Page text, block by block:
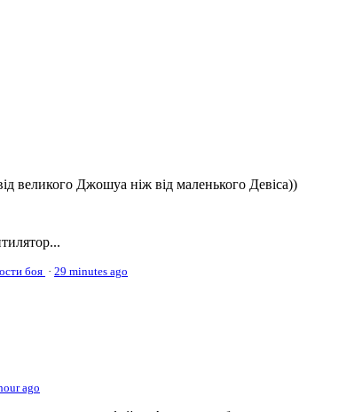
великого Джошуа ніж від маленького Девіса))
боя · 29 minutes ago
ago